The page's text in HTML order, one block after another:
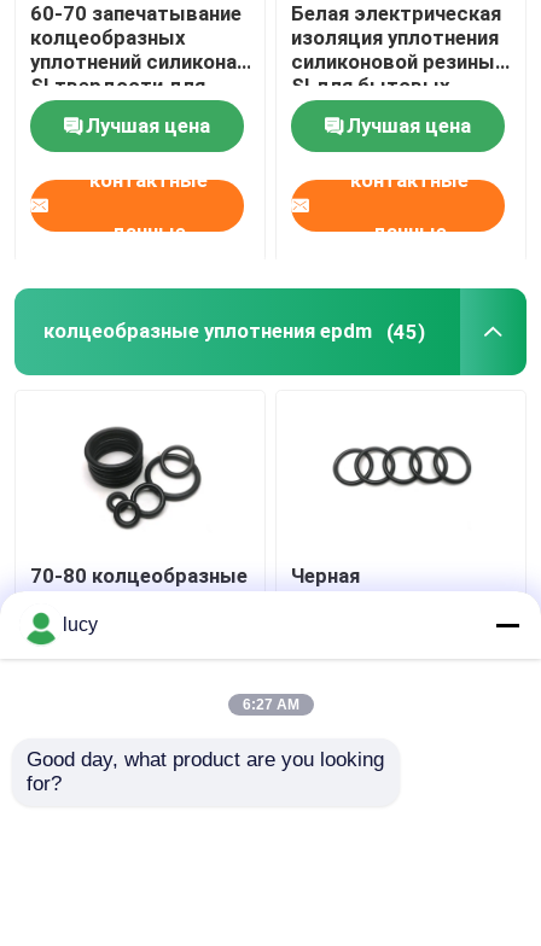
60-70 запечатывание
колцеобразных
уплотнений силикона
SI твердости для
небольших приборов
Лучшая цена
контактные
данные
Белая электрическая
изоляция уплотнения
силиконовой резины
SI для бытовых
приборов
Лучшая цена
контактные
данные
колцеобразные уплотнения epdm (45)
70-80 колцеобразные
твердости EPDM
чернят низкое
Черная
заказ электрическая
набивкой кольца
EPDM
lucy
6:27 AM
Good day, what product are you looking
for?